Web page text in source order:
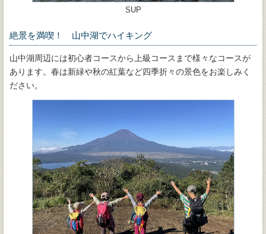
SUP
絶景を満喫！ 山中湖でハイキング
山中湖周辺には初心者コースから上級コースまで様々なコースが
あります。春は新緑や秋の紅葉など四季折々の景色をお楽しみく
ださい。